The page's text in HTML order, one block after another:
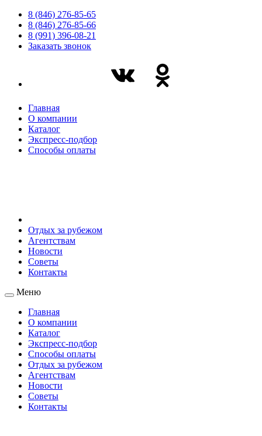
8 (846) 276-85-65
8 (846) 276-85-66
8 (991) 396-08-21
Заказать звонок
Главная
О компании
Каталог
Экспресс-подбор
Способы оплаты
Отдых за рубежом
Агентствам
Новости
Советы
Контакты
Меню
Главная
О компании
Каталог
Экспресс-подбор
Способы оплаты
Отдых за рубежом
Агентствам
Новости
Советы
Контакты